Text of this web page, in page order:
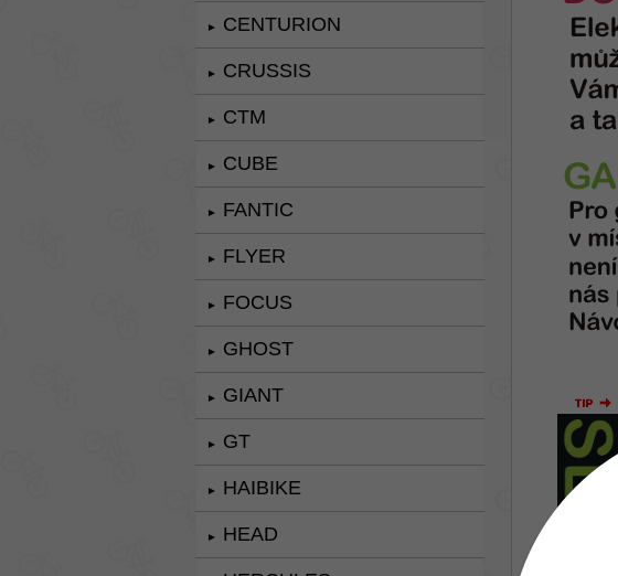
► CENTURION
► CRUSSIS
► CTM
► CUBE
► FANTIC
► FLYER
► FOCUS
► GHOST
► GIANT
► GT
► HAIBIKE
► HEAD